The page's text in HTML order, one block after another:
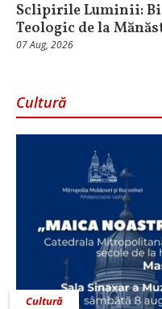
Sclipirile Luminii:
Teologic de la
07 Aug, 2026
Cultură
Cultură